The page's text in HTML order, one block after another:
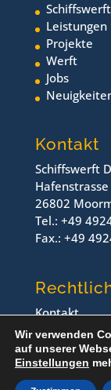
Leistungen
Projekte
Werft
Jobs
Kontakt
Schiffswerft
Hafenstrasse
26802
Tel.: +49
Fax.: +49
Kontakt
Impressum
Datenschutz
Wir verwenden
auf unserer
Einstellungen